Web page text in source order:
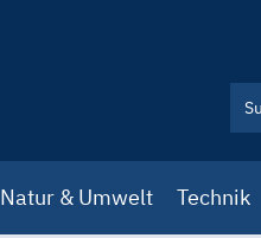
Natur & Umwelt Technik